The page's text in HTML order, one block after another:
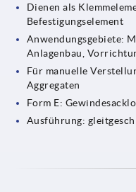
Dienen als
Befestigungselement
Anwendungsgebiete:
Anlagenbau,
Für manuelle
Aggregaten
Form E:
Ausführung: